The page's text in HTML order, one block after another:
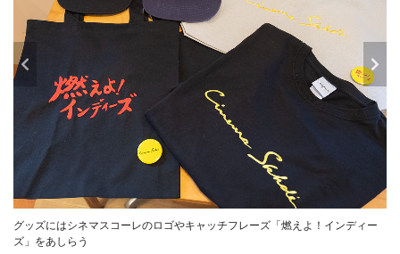
グッズにはシネマスコーレのロゴやキャッチフレーズ「燃えよ！インディー
ズ」をあしらう